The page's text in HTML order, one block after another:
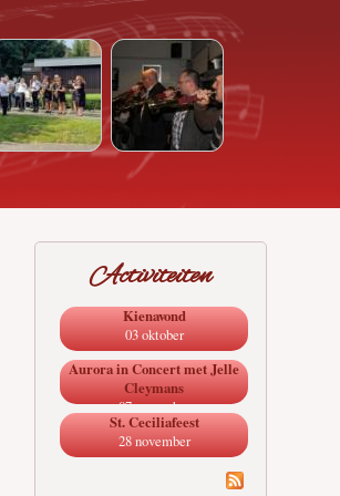
Activiteiten
Kienavond
03 oktober
Aurora in Concert met Jelle
Cleymans
07 november
St. Ceciliafeest
28 november